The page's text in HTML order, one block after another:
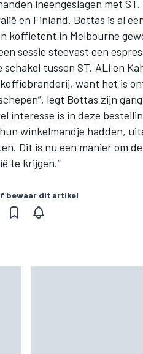
ineengeslagen met
en Finland. Bottas is al
koffietent in Melbourne
sessie steevast een
tussen ST. ALi en
koffiebranderij, want het is
legt Bottas zijn
interesse is in deze
winkelmandje hadden,
Dit is nu een manier om
te krijgen.”
bewaar dit artikel